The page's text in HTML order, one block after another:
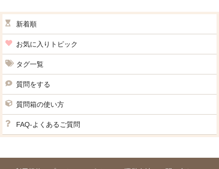
新着順
お気に入りトピック
タグ一覧
質問をする
質問箱の使い方
FAQ-よくあるご質問